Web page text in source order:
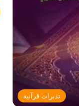
تدبرات قرآنية